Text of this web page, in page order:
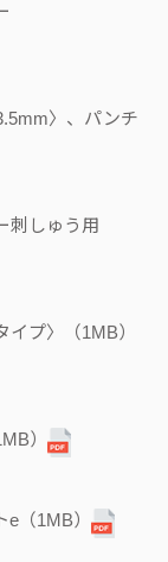
〉、パンチ
刺しゅう用
プ〉（1MB）
）
e（1MB）